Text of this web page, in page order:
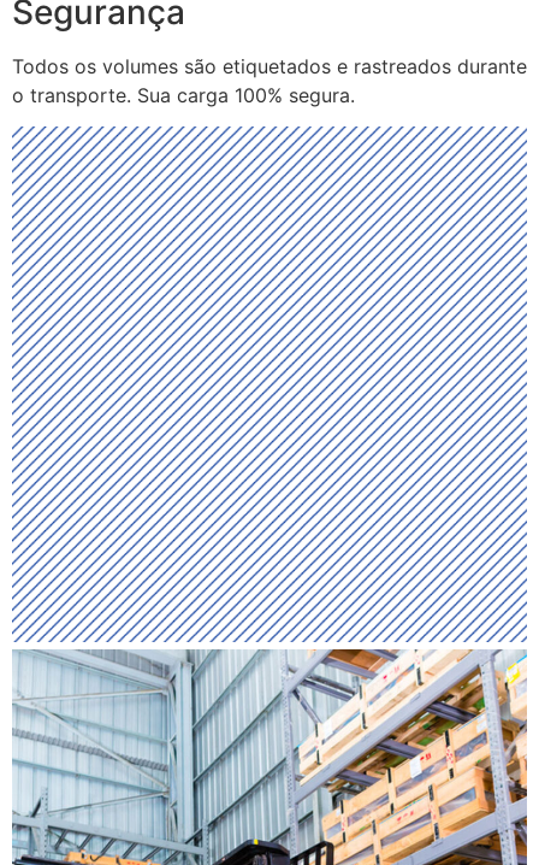
Segurança
Todos os volumes são etiquetados e rastreados durante
o transporte. Sua carga 100% segura.